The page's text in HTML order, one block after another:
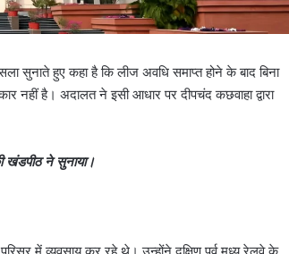
सुनाते हुए कहा है कि लीज अवधि समाप्त होने के बाद बिना
नहीं है। अदालत ने इसी आधार पर दीपचंद कछवाहा द्वारा
खंडपीठ ने सुनाया।